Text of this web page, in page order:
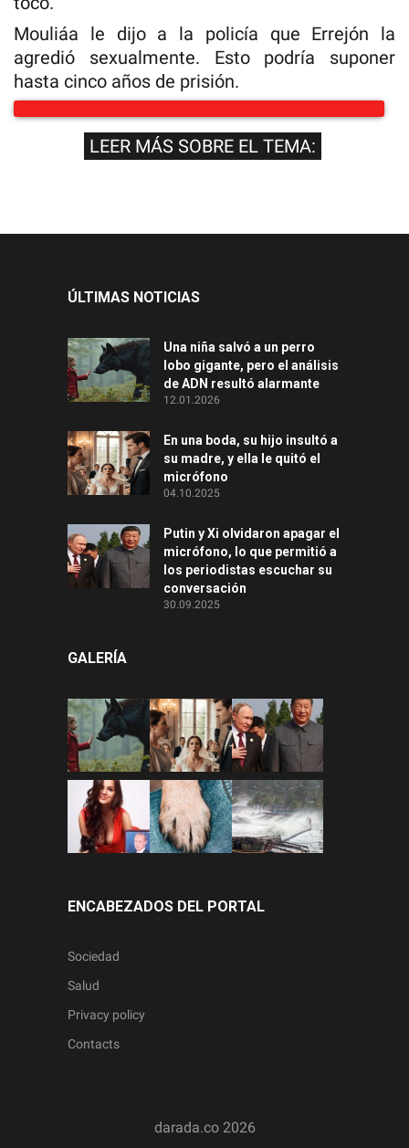
Mouliáa le dijo a la policía que Errejón la
agredió sexualmente. Esto podría suponer
hasta cinco años de prisión.
LEER MÁS SOBRE EL TEMA:
ÚLTIMAS NOTICIAS
Una niña salvó a un perro
lobo gigante, pero el análisis
de ADN resultó alarmante
12.01.2026
En una boda, su hijo insultó a
su madre, y ella le quitó el
micrófono
04.10.2025
Putin y Xi olvidaron apagar el
micrófono, lo que permitió a
los periodistas escuchar su
conversación
30.09.2025
GALERÍA
ENCABEZADOS DEL PORTAL
Sociedad
Salud
Privacy policy
Contacts
darada.co 2026